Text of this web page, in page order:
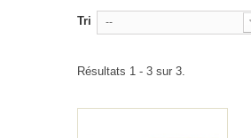
Tri --
Résultats 1 - 3 sur 3.